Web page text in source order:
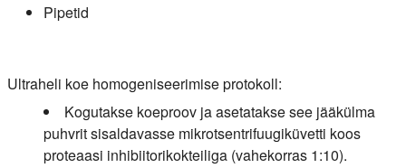
Pipetid
Ultraheli koe homogeniseerimise protokoll:
Kogutakse koeproov ja asetatakse see jääkülma
puhvrit sisaldavasse mikrotsentrifuugiküvetti koos
proteaasi inhibiitorikokteiliga (vahekorras 1:10).